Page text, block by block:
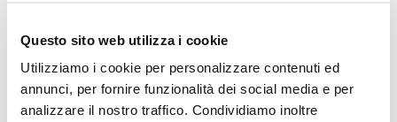
Questo sito web utilizza i cookie
Utilizziamo i cookie per personalizzare contenuti ed
annunci, per fornire funzionalità dei social media e per
analizzare il nostro traffico. Condividiamo inoltre
Specifiche tecniche